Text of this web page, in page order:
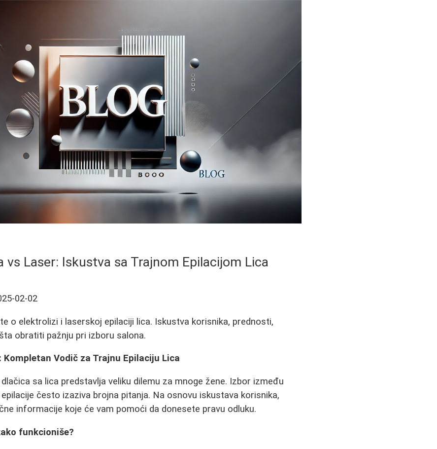
vs Laser: Iskustva sa Trajnom Epilacijom Lica
02-02
o elektrolizi i laserskoj epilaciji lica. Iskustva korisnika, prednosti,
obratiti pažnju pri izboru salona.
Kompletan Vodič za Trajnu Epilaciju Lica
dlačica sa lica predstavlja veliku dilemu za mnoge žene. Izbor između
često izaziva brojna pitanja. Na osnovu iskustava korisnika,
informacije koje će vam pomoći da donesete pravu odluku.
funkcioniše?